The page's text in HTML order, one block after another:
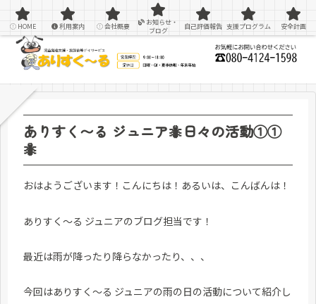
感覚統合療法を用いた療育＆支援
ありすく〜る ジュニア🐜日々の活動①①
🐜
おはようございます！こんにちは！あるいは、こんばんは！
ありすく～る ジュニアのブログ担当です！
最近は雨が降ったり降らなかったり、、、
今回はありすく〜る ジュニアの雨の日の活動について紹介し
HOME 利用案内 会社概要
お知らせ・
ブログ
自己評価報告 支援プログラム 安全計画